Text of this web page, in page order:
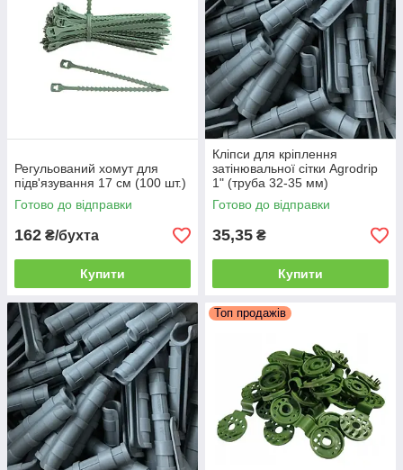
Регульований хомут для
підв'язування 17 см (100 шт.)
Готово до відправки
162 ₴/бухта
Купити
Кліпси для кріплення
затінювальної сітки Agrodrip
1" (труба 32-35 мм)
Готово до відправки
35,35 ₴
Купити
Топ продажів